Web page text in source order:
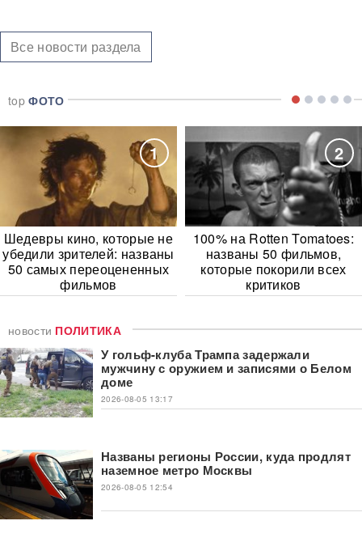
Все новости раздела
topФОТО
1
Шедевры кино, которые не
убедили зрителей: названы
50 самых переоцененных
фильмов
2
100% на Rotten Tomatoes:
названы 50 фильмов,
которые покорили всех
критиков
новости ПОЛИТИКА
У гольф-клуба Трампа задержали
мужчину с оружием и записями о Белом
доме
2026-08-05 13:17
Названы регионы России, куда продлят
наземное метро Москвы
2026-08-05 12:54